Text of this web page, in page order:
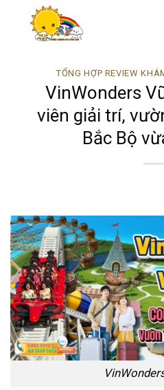
TỔNG HỢP REVIEW
VinWonders
viên giải trí,
Bắc Bộ